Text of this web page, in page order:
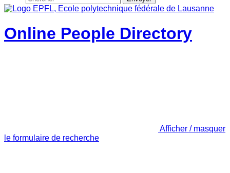
Online People Directory
Afficher / masquer
le formulaire de recherche